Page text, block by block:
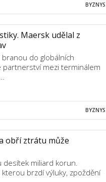
BYZNYS
Maersk udělal z
do globálních
partnerství mezi terminálem
BYZNYS
obří ztrátu může
desítek miliard korun.
brzdí výluky, zpoždění